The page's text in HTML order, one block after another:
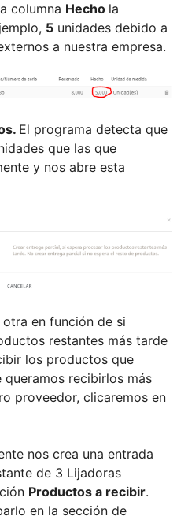
columna Hecho la
5 unidades debido a
a nuestra empresa.
El programa detecta que
que las que
y nos abre esta
en función de si
restantes más tarde
los productos que
queramos recibirlos más
proveedor, clicaremos en
nos crea una entrada
de 3 Lijadoras
Productos a recibir.
en la sección de